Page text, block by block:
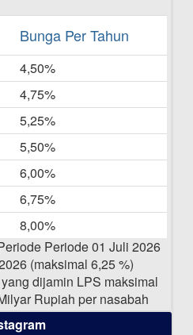
Undian TAMASHA
Berkelanjutan
Undian TAMASHA
Nama Baru Perusahaan
Bunga Per Tahun
4,50%
4,75%
5,25%
5,50%
6,00%
6,75%
8,00%
Periode 01 Juli 2026
(maksimal 6,25 %)
dijamin LPS maksimal
Rupiah per nasabah